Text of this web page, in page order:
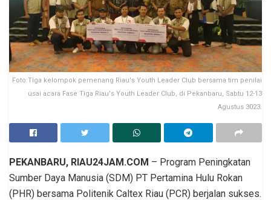
Foto:Tiga kelompok pemenang Riau's Youth Leader Club bersama tim penilai
usai acara Fase Tiga Riau's Youth Leader Club, di Pekanbaru, Sabtu 12-13
Agustus 3023.
PEKANBARU, RIAU24JAM.COM – Program Peningkatan
Sumber Daya Manusia (SDM) PT Pertamina Hulu Rokan
(PHR) bersama Politenik Caltex Riau (PCR) berjalan sukses.